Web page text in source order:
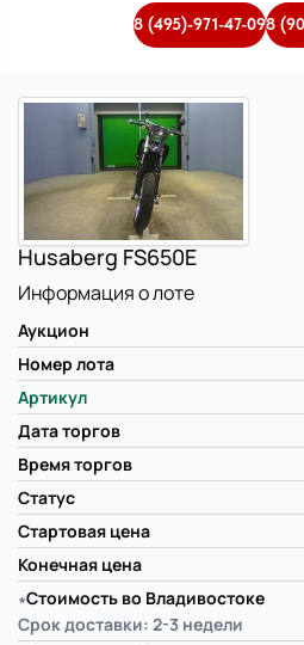
8 (495)-971-47-098
Husaberg FS650E
Информация о лоте
Аукцион
Номер лота
Артикул
Дата торгов
Время торгов
Статус
Стартовая цена
Конечная цена
∗Стоимость во Владивостоке
Срок доставки: 2-3 недели